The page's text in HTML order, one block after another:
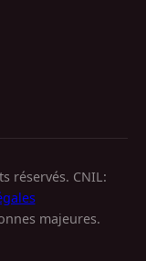
réservés. CNIL:
majeures.